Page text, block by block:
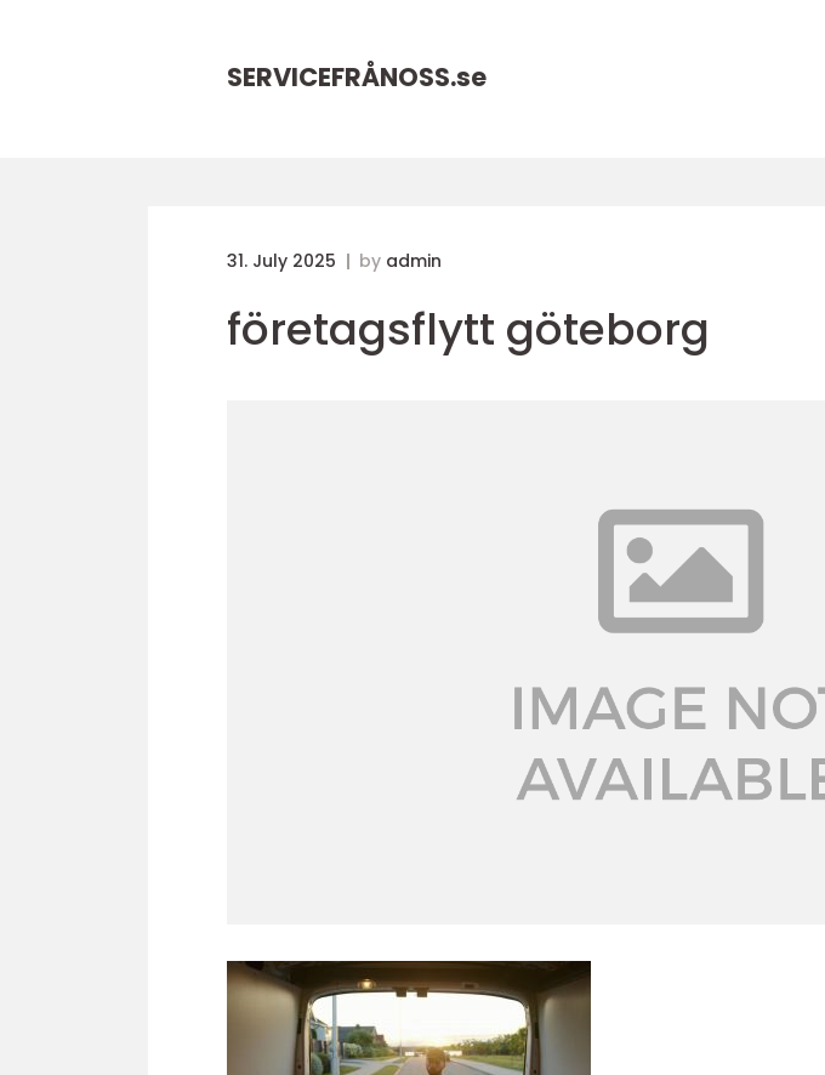
SERVICEFRÅNOSS.se
31. July 2025 by admin
företagsflytt göteborg